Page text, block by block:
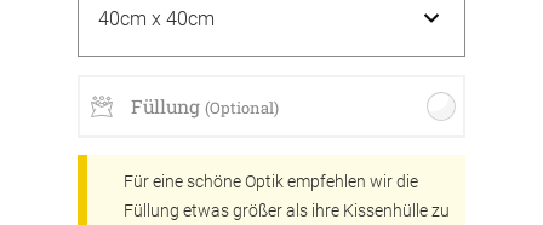
Füllung (Optional)
Für eine schöne Optik empfehlen wir die
Füllung etwas größer als ihre Kissenhülle zu